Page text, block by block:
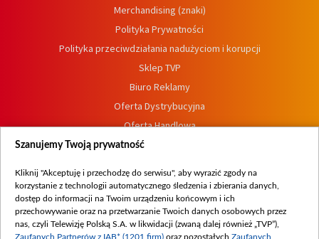
Merchandising (znaki)
Polityka Prywatności
Polityka przeciwdziałania nadużyciom i korupcji
Sklep TVP
Biuro Reklamy
Oferta Dystrybucyjna
Oferta Handlowa
Dostępność
Procedura zgłoszeń wewnętrznych
Szanujemy Twoją prywatność
Kliknij "Akceptuję i przechodzę do serwisu", aby wyrazić zgody na
korzystanie z technologii automatycznego śledzenia i zbierania danych,
dostęp do informacji na Twoim urządzeniu końcowym i ich
przechowywanie oraz na przetwarzanie Twoich danych osobowych przez
nas, czyli Telewizję Polską S.A. w likwidacji (zwaną dalej również „TVP”),
Zaufanych Partnerów z IAB* (1201 firm) oraz pozostałych Zaufanych